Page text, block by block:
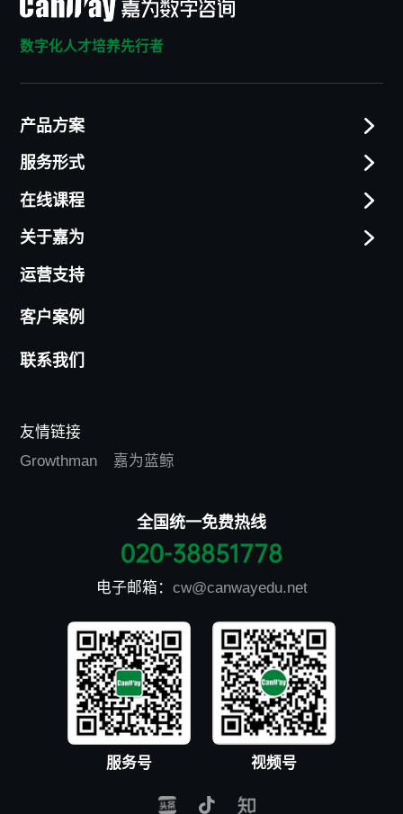
数字化人才培养先行者
产品方案
服务形式
在线课程
关于嘉为
运营支持
客户案例
联系我们
友情链接
Growthman
嘉为蓝鲸
全国统一免费热线
020-38851778
电子邮箱： cw@canwayedu.net
服务号 视频号